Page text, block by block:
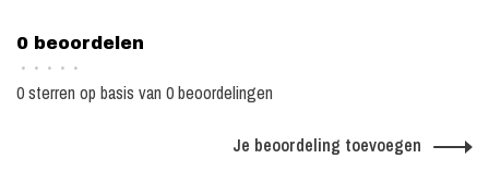
0 beoordelen
• • • • •
0 sterren op basis van 0 beoordelingen
Je beoordeling toevoegen